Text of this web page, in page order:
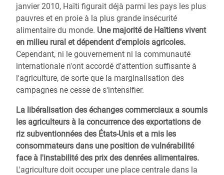
janvier 2010, Haïti figurait déjà parmi les pays les plus
pauvres et en proie à la plus grande insécurité
alimentaire du monde. Une majorité de Haïtiens vivent
en milieu rural et dépendent d'emplois agricoles.
Cependant, ni le gouvernement ni la communauté
internationale n'ont accordé d'attention suffisante à
l'agriculture, de sorte que la marginalisation des
campagnes ne cesse de s'intensifier.
La libéralisation des échanges commerciaux a soumis
les agriculteurs à la concurrence des exportations de
riz subventionnées des États-Unis et a mis les
consommateurs dans une position de vulnérabilité
face à l'instabilité des prix des denrées alimentaires.
L'agriculture doit occuper une place centrale dans la